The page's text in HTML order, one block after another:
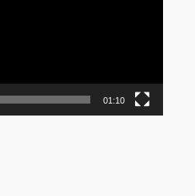
01:10